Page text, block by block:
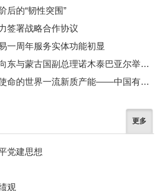
后的“韧性突围”
签署战略合作协议
一周年服务实体功能初显
中铝集团董事长段向东与蒙古国副总理诺木泰巴亚尔举行会谈
锻造无愧时代无愧使命的世界一流新质产能——中国有色金属工业的战略应对与破局之道（二）
更多
党建思想
观